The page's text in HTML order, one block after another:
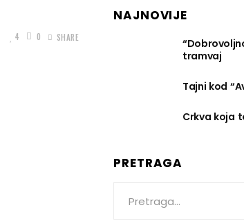
4 0 SHARE
NAJNOVIJE
tramvaj
Tajni kod
Crkva koja
PRETRAGA
for: